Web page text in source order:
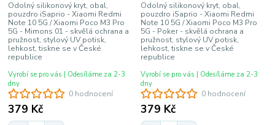
0 hodnocení
Odolný silikonový kryt, obal,
pouzdro iSaprio - Xiaomi Redmi
Note 10 5G / Xiaomi Poco M3 Pro
5G - Mimons 01 - skvělá ochrana a
pružnost, stylový UV potisk,
lehkost, tiskne se v České
republice
379 Kč
Vyrobí se pro vás | Odesíláme za 2-3
dny
0 hodnocení
Odolný silikonový kryt, obal,
pouzdro iSaprio - Xiaomi Redmi
Note 10 5G / Xiaomi Poco M3 Pro
5G - Poker - skvělá ochrana a
pružnost, stylový UV potisk,
lehkost, tiskne se v České
republice
379 Kč
Vyrobí se pro vás | Odesíláme za 2-3
dny